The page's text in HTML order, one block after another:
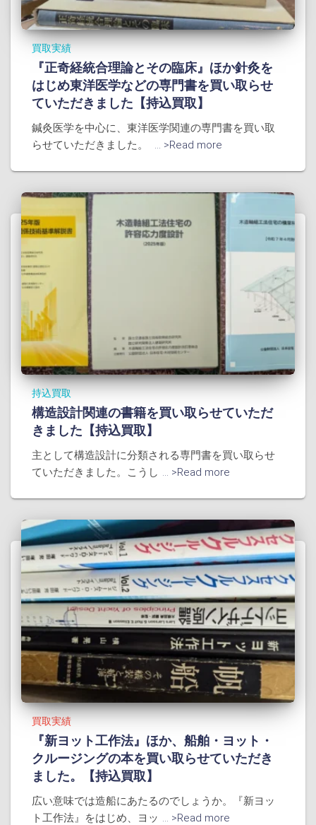
買取実績
『正奇経統合理論とその臨床』ほか針灸を
はじめ東洋医学などの専門書を買い取らせ
ていただきました【持込買取】
鍼灸医学を中心に、東洋医学関連の専門書を買い取
らせていただきました。
... >Read more
持込買取
構造設計関連の書籍を買い取らせていただ
きました【持込買取】
主として構造設計に分類される専門書を買い取らせ
ていただきました。こうし ... >Read more
買取実績
『新ヨット工作法』ほか、船舶・ヨット・
クルージングの本を買い取らせていただき
ました。【持込買取】
広い意味では造船にあたるのでしょうか。『新ヨッ
ト工作法』をはじめ、ヨッ ... >Read more